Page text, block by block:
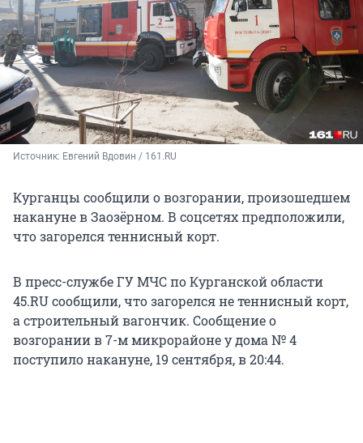
Источник: Евгений Вдовин / 161.RU
Курганцы сообщили о возгорании, произошедшем
накануне в Заозёрном. В соцсетях предположили,
что загорелся теннисный корт.
В пресс-службе ГУ МЧС по Курганской области
45.RU сообщили, что загорелся не теннисный корт,
а строительный вагончик. Сообщение о
возгорании в 7-м микрорайоне у дома № 4
поступило накануне, 19 сентября, в 20:44.